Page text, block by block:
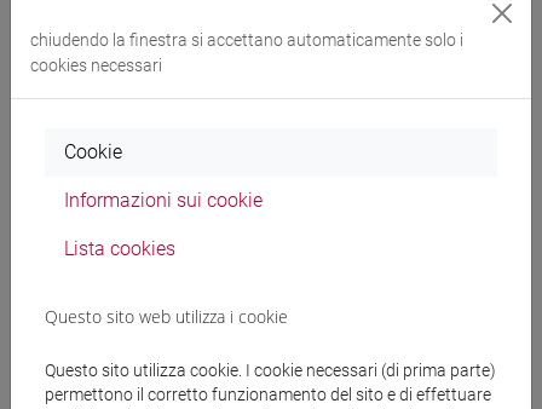
Ricerca
Venezia - San Giobbe - Venice School of Management -
chiudendo la finestra si accettano automaticamente solo i
cookies necessari
Cookie
Informazioni sui cookie
Lista cookies
Questo sito web utilizza i cookie
Questo sito utilizza cookie. I cookie necessari (di prima parte)
permettono il corretto funzionamento del sito e di effettuare